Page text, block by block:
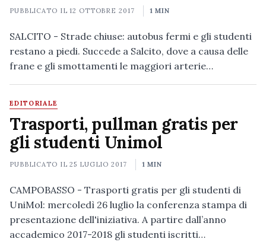
PUBBLICATO IL12 OTTOBRE 2017 1 MIN
SALCITO - Strade chiuse: autobus fermi e gli studenti
restano a piedi. Succede a Salcito, dove a causa delle
frane e gli smottamenti le maggiori arterie…
EDITORIALE
Trasporti, pullman gratis per
gli studenti Unimol
PUBBLICATO IL25 LUGLIO 2017 1 MIN
CAMPOBASSO - Trasporti gratis per gli studenti di
UniMol: mercoledì 26 luglio la conferenza stampa di
presentazione dell'iniziativa. A partire dall’anno
accademico 2017-2018 gli studenti iscritti…